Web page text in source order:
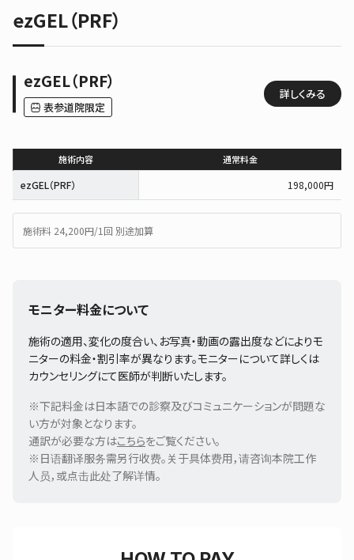
ezGEL（PRF）
ezGEL（PRF）
表参道院限定
詳しくみる
施術内容 通常料金
ezGEL（PRF） 198,000円
施術料 24,200円/1回 別途加算
モニター料金について
施術の適用、変化の度合い、お写真・動画の露出度などによりモ
ニターの料金・割引率が異なります。モニターについて詳しくは
カウンセリングにて医師が判断いたします。
※下記料金は日本語での診察及びコミュニケーションが問題な
い方が対象となります。
通訳が必要な方はこちらをご覧ください。
※日语翻译服务需另行收费。关于具体费用，请咨询本院工作
人员，或点击此处了解详情。